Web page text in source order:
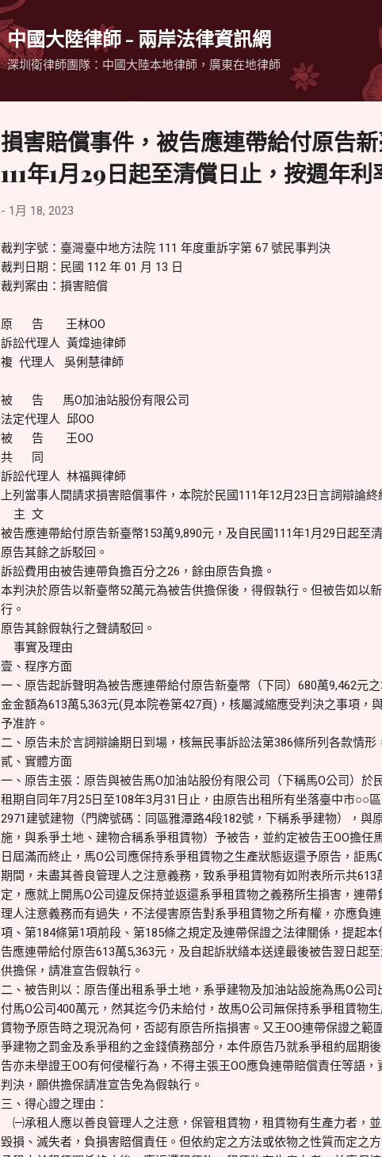
中國大陸律師 - 兩岸法律資訊網
深圳衛律師團隊：中國大陸本地律師，廣東在地律師
損害賠償事件，被告應連帶給付原告
111年1月29日起至清償日止，按週年
- 1月 18, 2023
裁判字號：臺灣臺中地方法院 111 年度重訴字第 67 號民事判決
裁判日期：民國 112 年 01 月 13 日
裁判案由：損害賠償
原 告 王林OO
訴訟代理人 黃煒迪律師
複 代理人 吳俐慧律師
被 告 馬O加油站股份有限公司
法定代理人 邱OO
被 告 王OO
共 同
訴訟代理人 林福興律師
上列當事人間請求損害賠償事件，本院於民國111年12月23日言詞辯論終
主 文
被告應連帶給付原告新臺幣153萬9,890元，及自民國111年1月29日起至
原告其餘之訴駁回。
訴訟費用由被告連帶負擔百分之26，餘由原告負擔。
本判決於原告以新臺幣52萬元為被告供擔保後，得假執行。但被告如以
行。
原告其餘假執行之聲請駁回。
事實及理由
壹、程序方面
一、原告起訴聲明為被告應連帶給付原告新臺幣（下同）680萬9,462元
金金額為613萬5,363元(見本院卷第427頁)，核屬減縮應受判決之事項，
予准許。
二、原告未於言詞辯論期日到場，核無民事訴訟法第386條所列各款情
貳、實體方面
一、原告主張：原告與被告馬O加油站股份有限公司（下稱馬O公司）於
租期自同年7月25日至108年3月31日止，由原告出租所有坐落臺中市○○
2971建號建物（門牌號碼：同區雅潭路4段182號，下稱系爭建物），與
施，與系爭土地、建物合稱系爭租賃物）予被告，並約定被告王OO擔任
日屆滿而終止，馬O公司應保持系爭租賃物之生產狀態返還予原告，詎
期間，未盡其善良管理人之注意義務，致系爭租賃物有如附表所示共613
定，應就上開馬O公司違反保持並返還系爭租賃物之義務所生損害，連
理人注意義務而有過失，不法侵害原告對系爭租賃物之所有權，亦應負
項、第184條第1項前段、第185條之規定及連帶保證之法律關係，提起
告應連帶給付原告613萬5,363元，及自起訴狀繕本送達最後被告翌日起
供擔保，請准宣告假執行。
二、被告則以：原告僅出租系爭土地，系爭建物及加油站設施為馬O公
付馬O公司400萬元，然其迄今仍未給付，故馬O公司無保持系爭租賃物
賃物予原告時之現況為何，否認有原告所指損害。又王OO連帶保證之
爭建物之罰金及系爭租約之金錢債務部分，本件原告乃就系爭租約屆期
告亦未舉證王OO有何侵權行為，不得主張王OO應負連帶賠償責任等語
判決，願供擔保請准宣告免為假執行。
三、得心證之理由：
㈠承租人應以善良管理人之注意，保管租賃物，租賃物有生產力者，
毀損、滅失者，負損害賠償責任。但依約定之方法或依物之性質而定之